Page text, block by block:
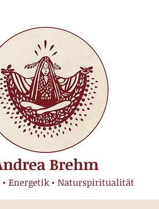
Brehm
Energetik • Naturspiritualität